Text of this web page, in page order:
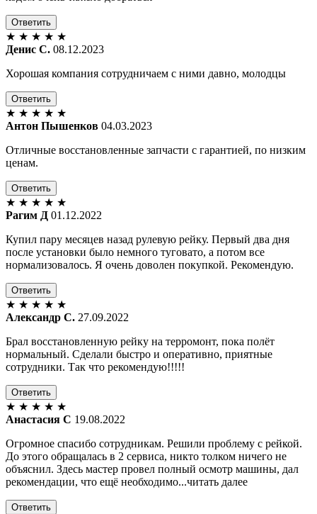
Ответить
★ ★ ★ ★ ★
Денис С. 08.12.2023
Хорошая компания сотрудничаем с ними давно, молодцы
Ответить
★ ★ ★ ★ ★
Антон Пышенков 04.03.2023
Отличные восстановленные запчасти с гарантией, по низким
ценам.
Ответить
★ ★ ★ ★ ★
Рагим Д 01.12.2022
Купил пару месяцев назад рулевую рейку. Первый два дня
после установки было немного туговато, а потом все
нормализовалось. Я очень доволен покупкой. Рекомендую.
Ответить
★ ★ ★ ★ ★
Александр С. 27.09.2022
Брал восстановленную рейку на терромонт, пока полёт
нормальный. Сделали быстро и оперативно, приятные
сотрудники. Так что рекомендую!!!!!
Ответить
★ ★ ★ ★ ★
Анастасия С 19.08.2022
Огромное спасибо сотрудникам. Решили проблему с рейкой.
До этого обращалась в 2 сервиса, никто толком ничего не
объяснил. Здесь мастер провел полный осмотр машины, дал
рекомендации, что ещё необходимо...читать далее
Ответить